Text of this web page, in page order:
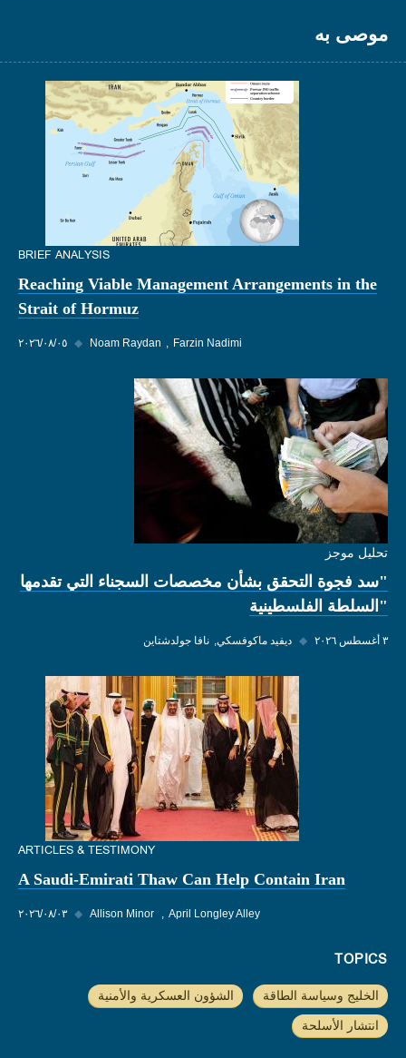
موصى به
BRIEF ANALYSIS
Reaching Viable Management Arrangements in the
Strait of Hormuz
٠٥‏/٠٨‏/٢٠٢٦ ◆ Noam Raydan Farzin Nadimi
تحليل موجز
"سد فجوة التحقق بشأن مخصصات السجناء التي تقدمها
"السلطة الفلسطينية
٣ أغسطس ٢٠٢٦ ◆ ديفيد ماكوفسكي نافا جولدشتاين
ARTICLES & TESTIMONY
A Saudi-Emirati Thaw Can Help Contain Iran
٠٣‏/٠٨‏/٢٠٢٦ ◆ Allison Minor April Longley Alley
TOPICS
الخليج وسياسة الطاقة الشؤون العسكرية والأمنية
انتشار الأسلحة